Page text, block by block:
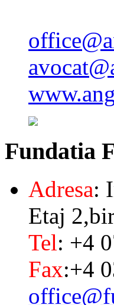
Fundatia
Adresa:
Etaj
Tel: +4
Fax:+4